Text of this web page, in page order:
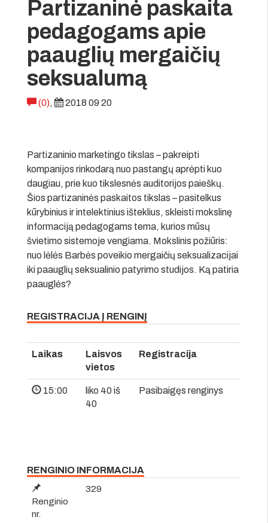
Partizaninė paskaita
pedagogams apie
paauglių mergaičių
seksualumą
(0), 2018 09 20
Partizaninio marketingo tikslas – pakreipti
kompanijos rinkodarą nuo pastangų aprėpti kuo
daugiau, prie kuo tikslesnės auditorijos paieškų.
Šios partizaninės paskaitos tikslas – pasitelkus
kūrybinius ir intelektinius išteklius, skleisti mokslinę
informaciją pedagogams tema, kurios mūsų
švietimo sistemoje vengiama. Mokslinis požiūris:
nuo lėlės Barbės poveikio mergaičių seksualizacijai
iki paauglių seksualinio patyrimo studijos. Ką patiria
paauglės?
REGISTRACIJA Į RENGINĮ
Laikas
Laisvos
vietos
Registracija
15:00
liko 40 iš
40
Pasibaigęs renginys
RENGINIO INFORMACIJA
Renginio
nr.
329